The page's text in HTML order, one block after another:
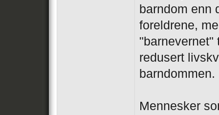
barndom enn
foreldrene,
redusert
barndommen.
Mennesker